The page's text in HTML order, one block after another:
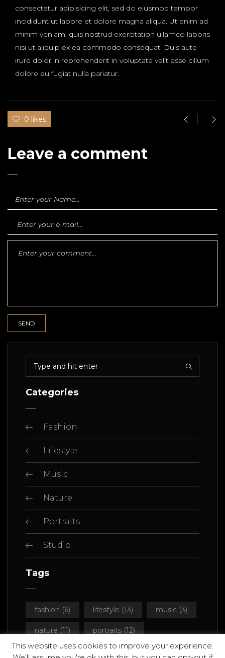
consectetur adipisicing elit, sed do eiusmod tempor
incididunt ut labore et dolore magna aliqua. Ut enim ad
minim veniam, quis nostrud exercitation ullamco laboris
nisi ut aliquip ex ea commodo consequat. Duis aute
irure dolor in reprehenderit in voluptate velit esse cillum
dolore eu fugiat nulla pariatur.
0 likes
Leave a comment
Categories
Fashion
Lifestyle
Music
Nature
Portraits
Studio
Tags
fashion (6) lifestyle (13) music (3)
nature (11) portraits (12)
studio(14)
This website uses cookies to improve your experience.